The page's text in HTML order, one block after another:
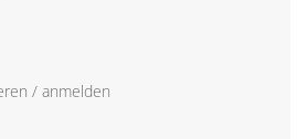
/ anmelden